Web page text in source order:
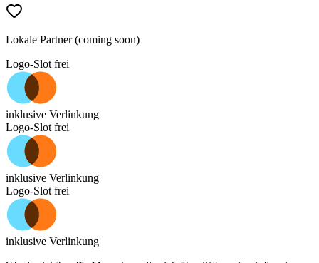
Lokale Partner (coming soon)
Logo-Slot frei
inklusive Verlinkung
Logo-Slot frei
inklusive Verlinkung
Logo-Slot frei
inklusive Verlinkung